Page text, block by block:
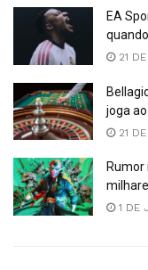
EA
21
joga
21
1 DE